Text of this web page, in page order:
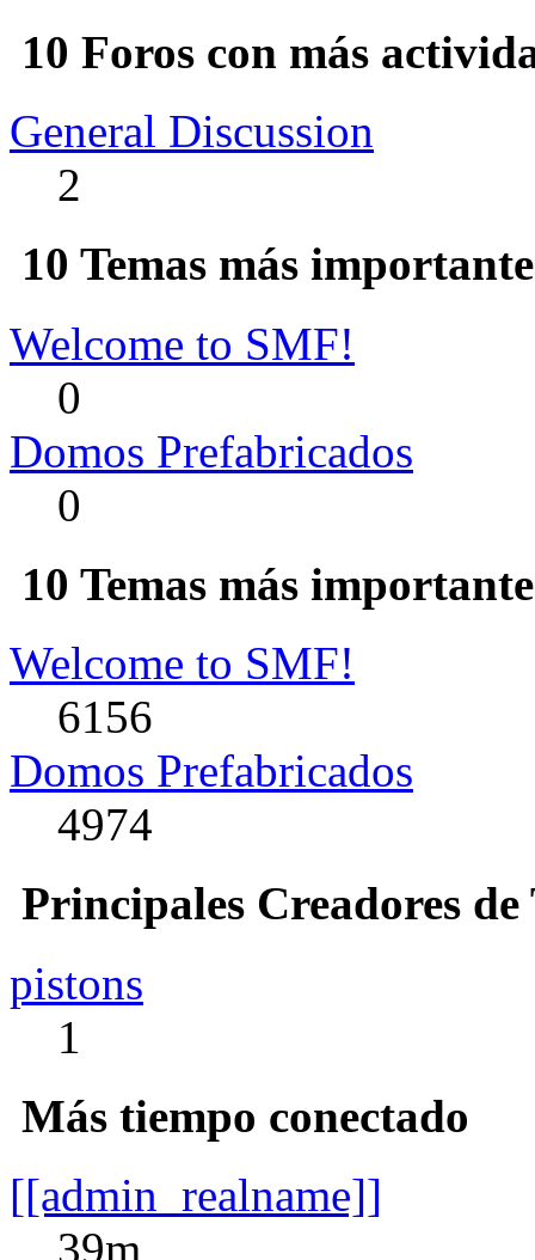
10 Foros con más
General Discussion
2
10 Temas más
Welcome to SMF!
0
Domos Prefabricados
0
10 Temas más
Welcome to SMF!
6156
Domos Prefabricados
4974
Principales Creadores de
pistons
1
Más tiempo conectado
[[admin_realname]]
39m